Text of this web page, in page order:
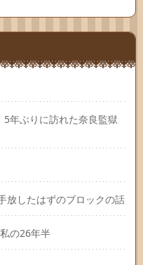
年ぶりに訪れた奈良監獄
放したはずのブロックの話
の26年半